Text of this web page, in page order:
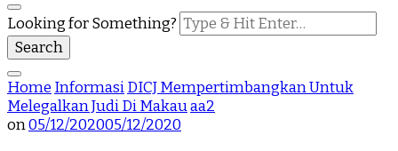
Looking for Something?
Home InformasiDICJ Mempertimbangkan Untuk
Melegalkan Judi Di Makauaa2
on05/12/202005/12/2020